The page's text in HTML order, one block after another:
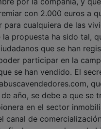
con 2.000 euros a
para cualquiera de las
la propuesta ha sido tal,
que se han
participar en la
se han vendido. El
año, se debe a que se
en el sector
canal de
final, como suele ser